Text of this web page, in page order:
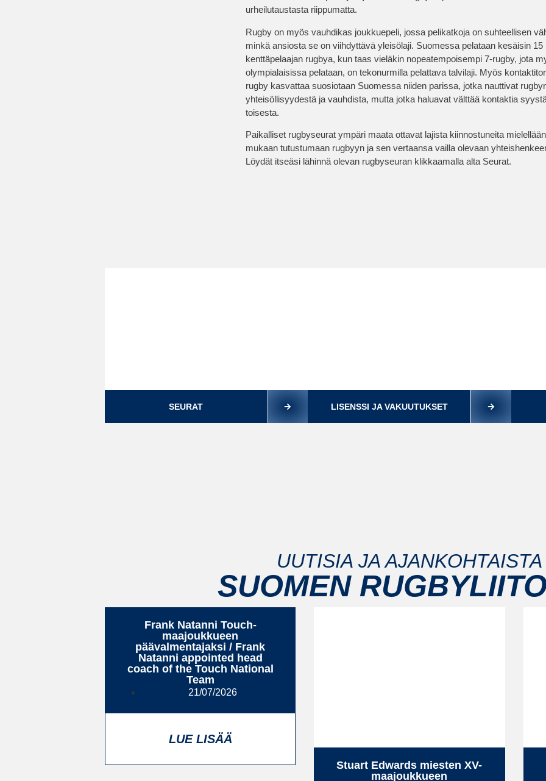
urheilutaustasta riippumatta.
Rugby on myös vauhdikas joukkuepeli, jossa pelikatkoja on suhteellisen
minkä ansiosta se on viihdyttävä yleisölaji. Suomessa pelataan kesäisin 15
kenttäpelaajan rugbya, kun taas vieläkin nopeatempoisempi 7-rugby, jota
olympialaisissa pelataan, on tekonurmilla pelattava talvilaji. Myös
rugby kasvattaa suosiotaan Suomessa niiden parissa, jotka nauttivat
yhteisöllisyydestä ja vauhdista, mutta jotka haluavat välttää kontaktia
toisesta.
Paikalliset rugbyseurat ympäri maata ottavat lajista kiinnostuneita mielellään
mukaan tutustumaan rugbyyn ja sen vertaansa vailla olevaan
Löydät itseäsi lähinnä olevan rugbyseuran klikkaamalla alta Seurat.
SEURAT LISENSSI JA VAKUUTUKSET
UUTISIA JA AJANKOHTAISTA
SUOMEN
Frank Natanni Touch-
maajoukkueen
päävalmentajaksi / Frank
Natanni appointed head
coach of the Touch National
Team
21/07/2026
LUE LISÄÄ
Stuart Edwards miesten XV-
maajoukkueen